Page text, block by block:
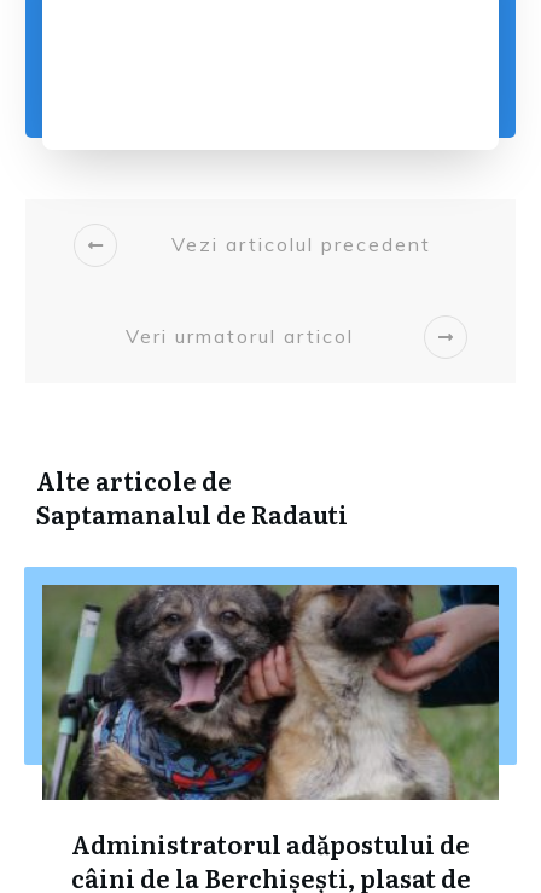
Vezi articolul precedent
Veri urmatorul articol
Alte articole de
Saptamanalul de Radauti
Administratorul adăpostului de
câini de la Berchișești, plasat de